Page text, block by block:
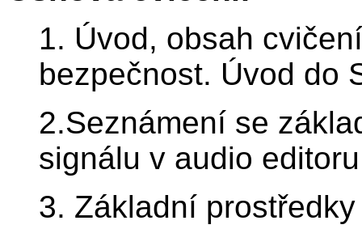
1. Úvod, obsah
bezpečnost. Úvod do
2.Seznámení se
signálu v audio editoru
3. Základní